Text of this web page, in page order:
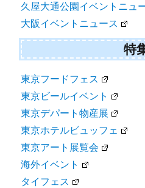
久屋大通公園イベントニュ
大阪イベントニュース
特
東京フードフェス
東京ビールイベント
東京デパート物産展
東京ホテルビュッフェ
東京アート展覧会
海外イベント
タイフェス